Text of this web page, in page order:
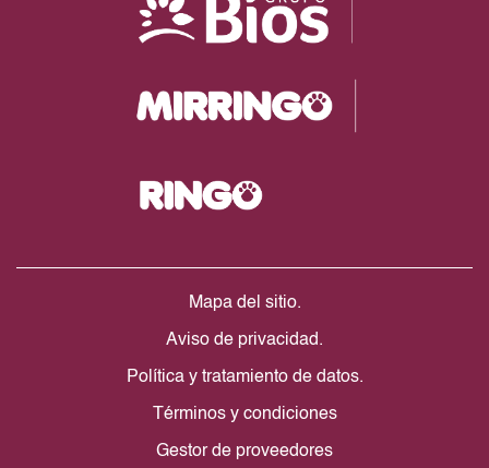
Mapa del sitio.
Aviso de privacidad.
Política y tratamiento de datos.
Términos y condiciones
Gestor de proveedores